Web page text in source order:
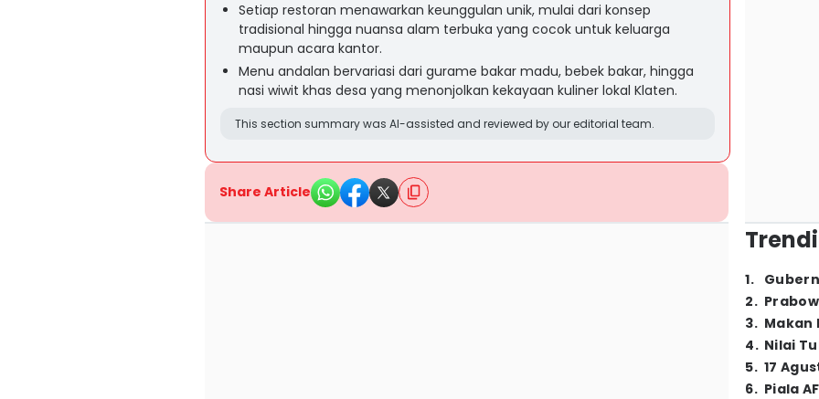
Setiap restoran menawarkan keunggulan unik, mulai dari konsep
tradisional hingga nuansa alam terbuka yang cocok untuk keluarga
maupun acara kantor.
Menu andalan bervariasi dari gurame bakar madu, bebek bakar, hingga
nasi wiwit khas desa yang menonjolkan kekayaan kuliner lokal Klaten.
This section summary was AI-assisted and reviewed by our editorial team.
Share Article
1.
2.
3. Makan
4. Nilai
5. 17
6. Piala